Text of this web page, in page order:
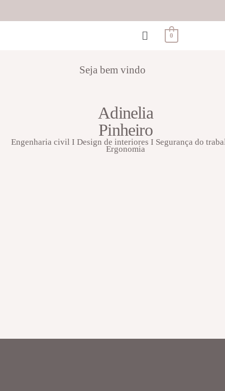
0
Seja bem vindo
Adinelia
Pinheiro
Engenharia civil I Design de interiores I Segurança do
Ergonomia